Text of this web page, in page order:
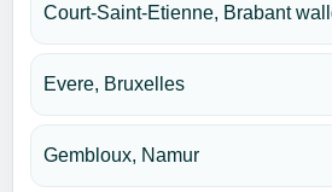
Court-Saint-Etienne, Brabant
Evere, Bruxelles
Gembloux, Namur